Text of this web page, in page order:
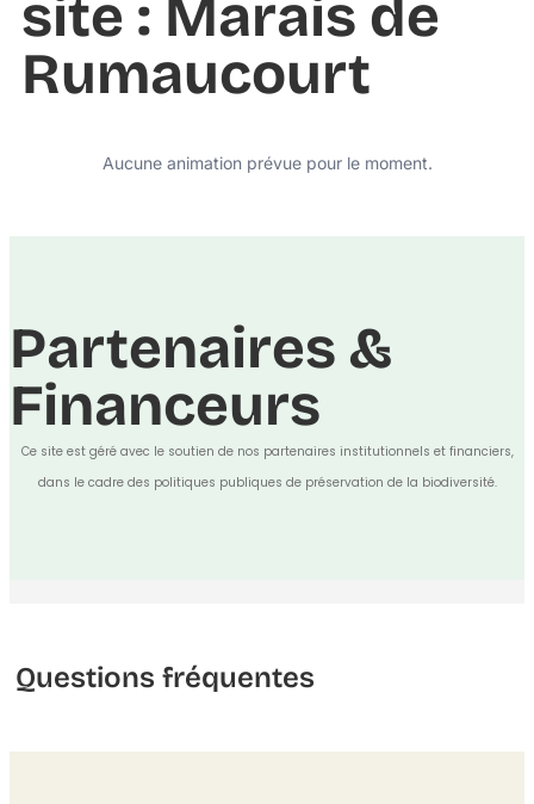
site : Marais de
Rumaucourt
Aucune animation prévue pour le moment.
Partenaires &
Financeurs
Ce site est géré avec le soutien de nos partenaires institutionnels et financiers,
dans le cadre des politiques publiques de préservation de la biodiversité.
Questions fréquentes